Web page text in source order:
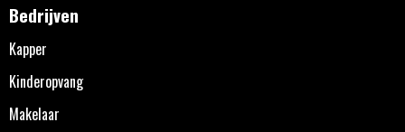
Bedrijven
Kapper
Kinderopvang
Makelaar